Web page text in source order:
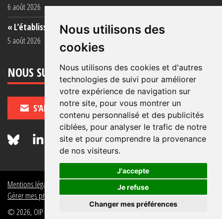
Nous utilisons des
cookies
Nous utilisons des cookies et d'autres
technologies de suivi pour améliorer
votre expérience de navigation sur
notre site, pour vous montrer un
contenu personnalisé et des publicités
ciblées, pour analyser le trafic de notre
site et pour comprendre la provenance
de nos visiteurs.
J'accepte
Je refuse
Changer mes préférences
6 août 2026
« L’établissement est une porcherie totale »
5 août 2026
NOUS SUIVRE
S'ABONNER
Mentions légales
Politique de données personnelles
Gérer mes préférences de données personnelles
© 2026, OIP Section FR